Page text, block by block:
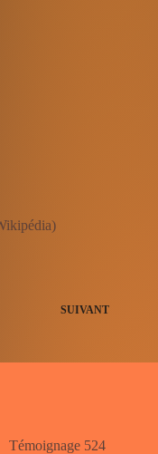
SUIVANT
Témoignage 524